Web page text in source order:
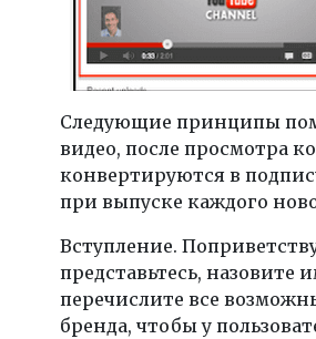
Следующие принципы
видео, после просмотра
конвертируются в
при выпуске каждого
Вступление.
представьтесь, назовите
перечислите все
бренда, чтобы у